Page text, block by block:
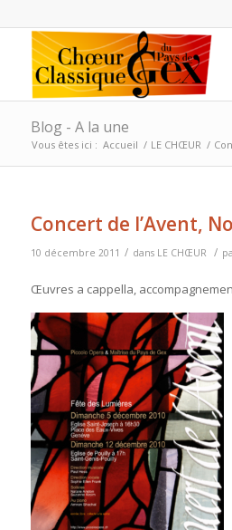
Blog - A la une
Vous êtes ici : Accueil / LE CHŒUR /
Concert de l’Avent,
10 décembre 2011 / dans LE CHŒUR /
Œuvres a cappella,